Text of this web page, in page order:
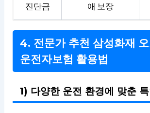
진단금
애 보장
4. 전문가 추천 삼성화재 오
운전자보험 활용법
1) 다양한 운전 환경에 맞춘